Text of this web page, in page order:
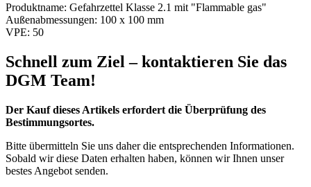
Produktname: Gefahrzettel Klasse 2.1 mit "Flammable gas"
Außenabmessungen: 100 x 100 mm
VPE: 50
Schnell zum Ziel – kontaktieren Sie das
DGM Team!
Der Kauf dieses Artikels erfordert die Überprüfung des
Bestimmungsortes.
Bitte übermitteln Sie uns daher die entsprechenden Informationen.
Sobald wir diese Daten erhalten haben, können wir Ihnen unser
bestes Angebot senden.